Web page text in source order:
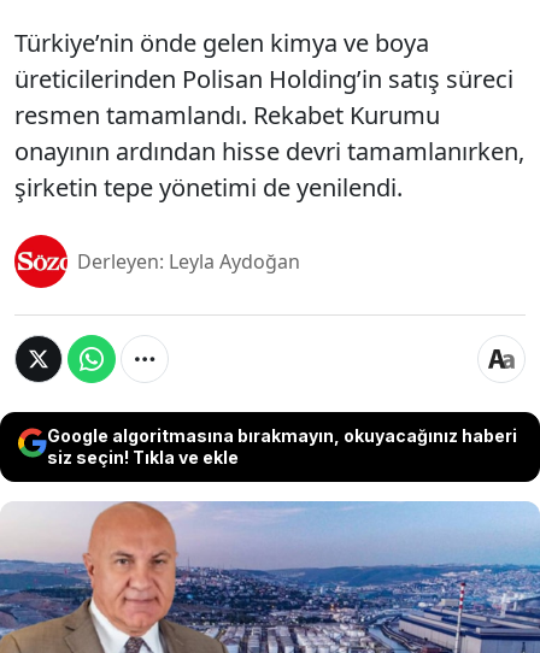
Türkiye’nin önde gelen kimya ve boya
üreticilerinden Polisan Holding’in satış süreci
resmen tamamlandı. Rekabet Kurumu
onayının ardından hisse devri tamamlanırken,
şirketin tepe yönetimi de yenilendi.
Derleyen: Leyla Aydoğan
Google algoritmasına bırakmayın, okuyacağınız haberi
siz seçin! Tıkla ve ekle
Türkiye’nin önde gelen kimya ve boya
üreticilerinden Polisan Holding’in satış süreci
resmen tamamlandı. Rekabet Kurumu